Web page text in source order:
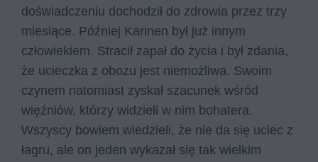
doświadczeniu dochodził do zdrowia przez trzy
miesiące. Później Karinen był już innym
człowiekiem. Stracił zapał do życia i był zdania,
że ucieczka z obozu jest niemożliwa. Swoim
czynem natomiast zyskał szacunek wśród
więźniów, którzy widzieli w nim bohatera.
Wszyscy bowiem wiedzieli, że nie da się uciec z
łagru, ale on jeden wykazał się tak wielkim